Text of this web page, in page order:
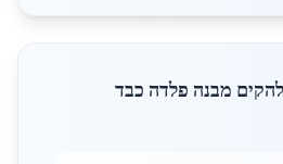
מבנה פלדה כבד